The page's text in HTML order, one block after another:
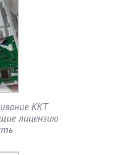
ККТ
лицензию